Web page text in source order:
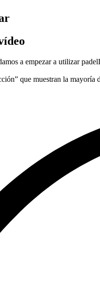
a empezar a utilizar
que muestran la mayoría